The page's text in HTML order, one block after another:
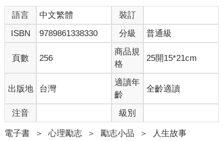
語言 中文繁體
裝訂
ISBN
9789861338330 分級 普通級
頁數 256
商品規
格
25開15*21cm
出版地 台灣
適讀年
齡
全齡適讀
注音 級別
電子書 ＞ 心理勵志 ＞ 勵志小品 ＞ 人生故事